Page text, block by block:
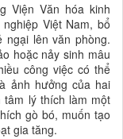
Viện Văn hóa kinh
Việt Nam, bổ
ngại lên văn phòng.
hoặc nảy sinh mâu
công việc có thể
ảnh hưởng của hai
tâm lý thích làm một
gò bó, muốn tạo
gia tăng.